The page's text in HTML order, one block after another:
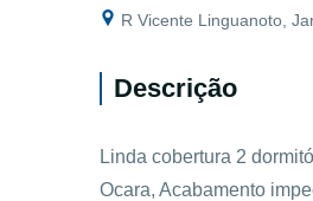
R Vicente Linguanoto,
Descrição
Linda cobertura 2
Ocara, Acabamento